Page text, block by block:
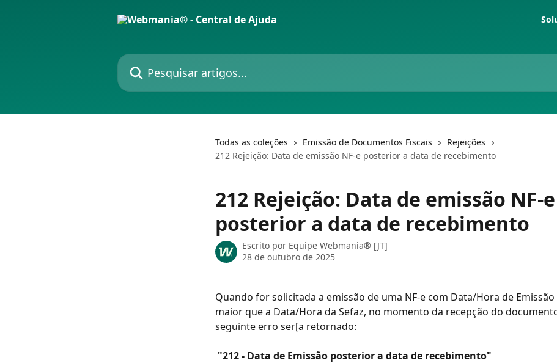
Pesquisar artigos...
Todas as coleções Emissão de Documentos Fiscais
Rejeições
212 Rejeição: Data de emissão NF-e posterior a data de recebimento
212 Rejeição: Data de emissão NF-e
posterior a data de recebimento
Escrito por Equipe Webmania® [JT]
28 de outubro de 2025
Quando for solicitada a emissão de uma NF-e com Data/Hora de Emissão
maior que a Data/Hora da Sefaz, no momento da recepção do
seguinte erro ser[a retornado:
"212 - Data de Emissão posterior a data de recebimento"